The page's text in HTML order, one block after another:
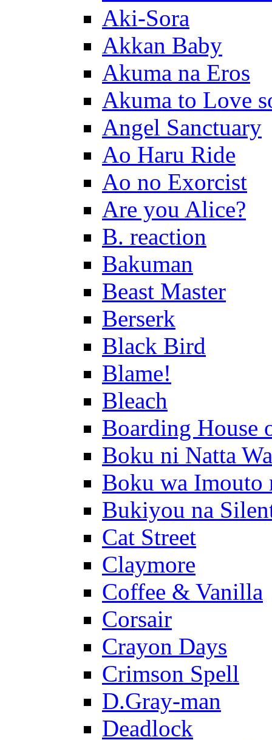
Aki-Sora
Akkan Baby
Akuma na Eros
Akuma to Love
Angel Sanctuary
Ao Haru Ride
Ao no Exorcist
Are you Alice?
B. reaction
Bakuman
Beast Master
Berserk
Black Bird
Blame!
Bleach
Boarding House
Boku ni Natta
Boku wa
Bukiyou na
Cat Street
Claymore
Coffee & Vanilla
Corsair
Crayon Days
Crimson Spell
D.Gray-man
Deadlock